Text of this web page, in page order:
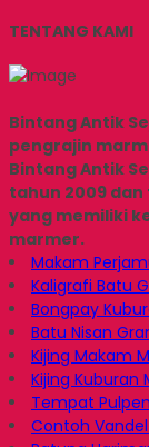
TENTANG KAMI
Bintang Antik
pengrajin
Bintang Antik
tahun 2009
yang memiliki
marmer.
Makam
Kaligrafi Batu
Bongpay
Batu Nisan
Kijing Makam
Kijing Kuburan
Tempat
Contoh